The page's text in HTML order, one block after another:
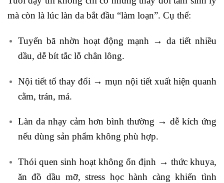
mà còn là lúc làn da bắt đầu “làm loạn”. Cụ thể:
Tuyến bã nhờn hoạt động mạnh → da tiết nhiều
dầu, dễ bít tắc lỗ chân lông.
Nội tiết tố thay đổi → mụn nội tiết xuất hiện quanh
cằm, trán, má.
Làn da nhạy cảm hơn bình thường → dễ kích ứng
nếu dùng sản phẩm không phù hợp.
Thói quen sinh hoạt không ổn định → thức khuya,
ăn đồ dầu mỡ, stress học hành càng khiến tình